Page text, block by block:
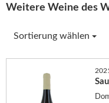
Weitere Weine des
Sortierung wählen